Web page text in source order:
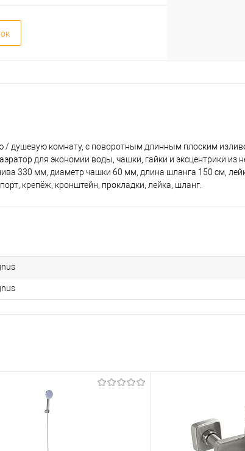
душевую комнату, с поворотным длинным плоским
для экономии воды, чашки, гайки и эксцентрики из
330 мм, диаметр чашки 60 мм, длина шланга 150 см,
крепёж, кронштейн, прокладки, лейка, шланг.